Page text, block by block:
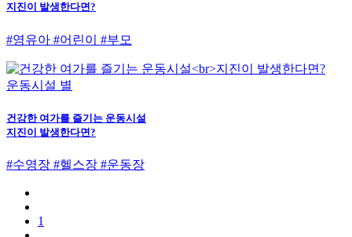
지진이 발생한다면?
#영유아 #어린이 #부모
운동시설 별
건강한 여가를 즐기는 운동시설
지진이 발생한다면?
#수영장 #헬스장 #운동장
1